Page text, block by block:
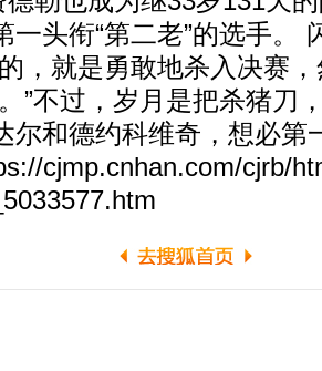
一头衔“第二老”的选手。
，就是勇敢地杀入决赛
”不过，岁月是把杀猪刀
尔和德约科维奇，想必第
cjmp.cnhan.com/cjrb/